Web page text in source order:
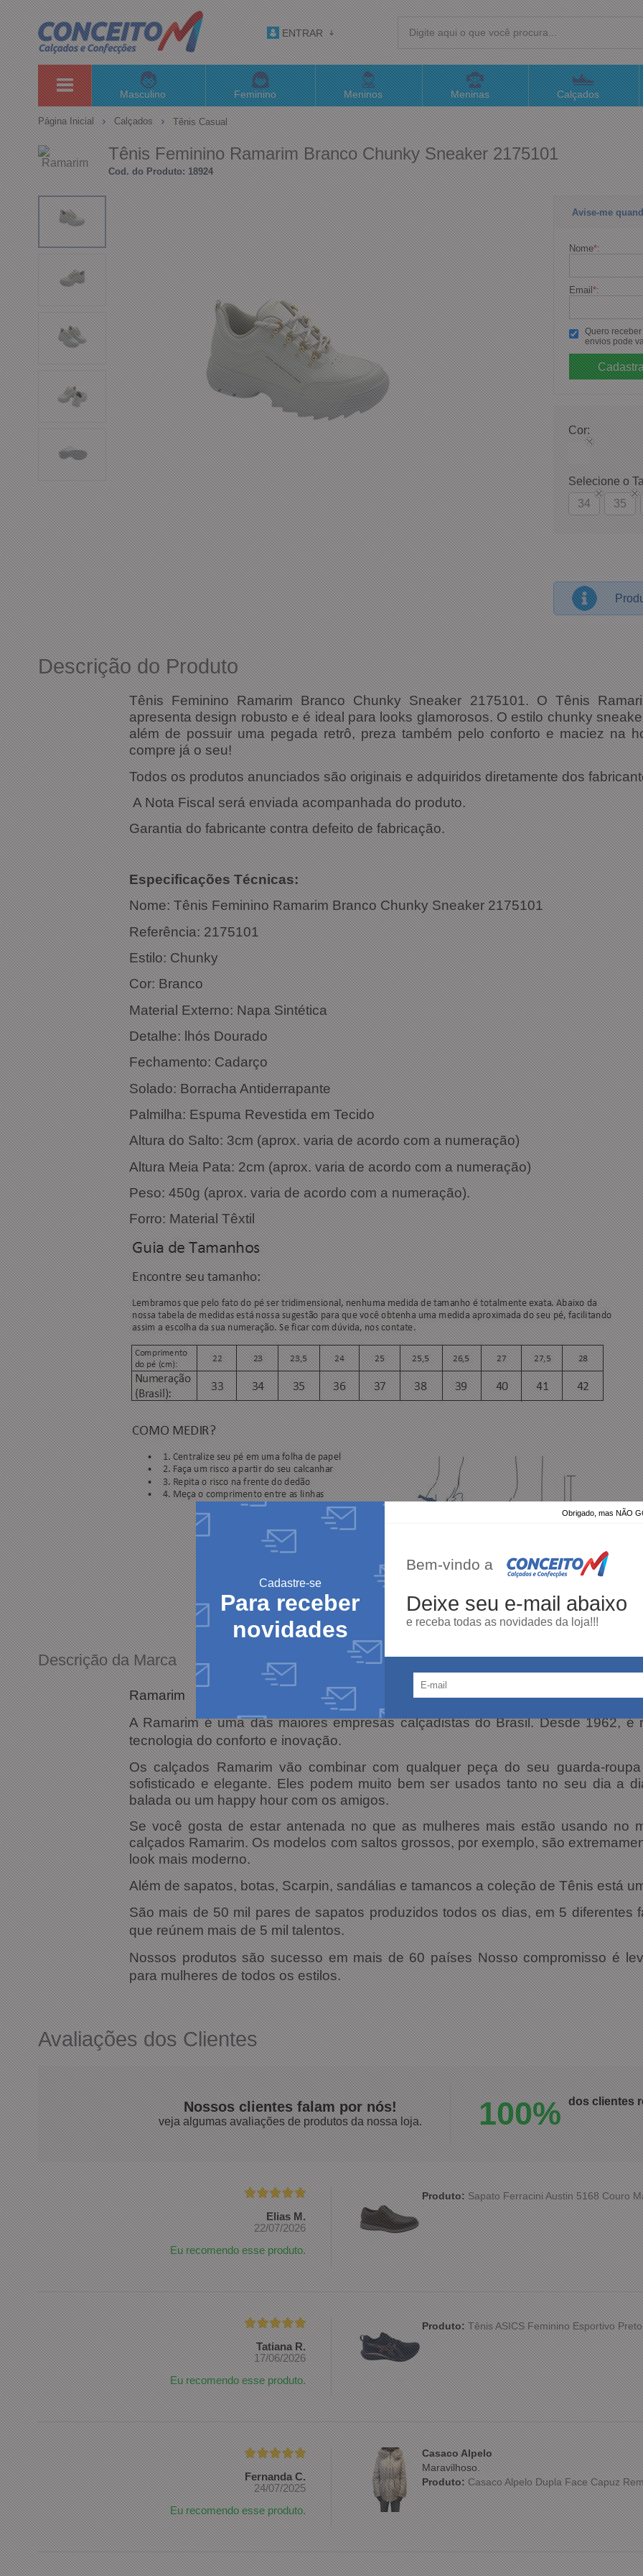
Obrigado, mas NÃO
Cadastre-se
Para receber
novidades
Bem-vindo a
Deixe seu e-mail abaixo
e receba todas as novidades da loja!!!
ENTRAR
Masculino Feminino Meninos Meninas Calçados
Página Inicial Calçados Tênis Casual
Tênis Feminino Ramarim Branco Chunky Sneaker 2175101
Cod. do Produto: 18924
Avise-me
Nome*:
Email*:
Quero
envios pode
Cor:
Selecione o
34
35
Descrição do Produto
Tênis Feminino Ramarim Branco Chunky Sneaker 2175101. O Tênis
apresenta design robusto e é ideal para looks glamorosos. O estilo chunky
além de possuir uma pegada retrô, preza também pelo conforto e maciez na
compre já o seu!
Todos os produtos anunciados são originais e adquiridos diretamente dos
A Nota Fiscal será enviada acompanhada do produto.
Garantia do fabricante contra defeito de fabricação.
Especificações Técnicas:
Nome:Tênis Feminino Ramarim Branco Chunky Sneaker 2175101
Referência: 2175101
Estilo: Chunky
Cor: Branco
Material Externo: Napa Sintética
Detalhe: lhós Dourado
Fechamento: Cadarço
Solado: Borracha Antiderrapante
Palmilha: Espuma Revestida em Tecido
Altura do Salto: 3cm (aprox. varia de acordo com a numeração)
Altura Meia Pata: 2cm (aprox. varia de acordo com a numeração)
Peso: 450g (aprox. varia de acordo com a numeração).
Forro: Material Têxtil
Descrição da Marca
Ramarim
A Ramarim é uma das maiores empresas calçadistas do Brasil. Desde 1962, é
tecnologia do conforto e inovação.
Os calçados Ramarim vão combinar com qualquer peça do seu guarda-
sofisticado e elegante. Eles podem muito bem ser usados tanto no seu dia a
balada ou um happy hour com os amigos.
Se você gosta de estar antenada no que as mulheres mais estão usando no
calçados Ramarim. Os modelos com saltos grossos, por exemplo, são
look mais moderno.
Além de sapatos, botas, Scarpin, sandálias e tamancos a coleção de Tênis está
São mais de 50 mil pares de sapatos produzidos todos os dias, em 5 diferentes
que reúnem mais de 5 mil talentos.
Nossos produtos são sucesso em mais de 60 países Nosso compromisso é
para mulheres de todos os estilos.
Avaliações dos Clientes
Nossos clientes falam por nós!
veja algumas avaliações de produtos da nossa loja. 100% dos clientes
Elias M.
22/07/2026
Eu recomendo esse produto.
Produto:Sapato Ferracini Austin 5168 Couro
Tatiana R.
17/06/2026
Eu recomendo esse produto.
Produto:Tênis ASICS Feminino Esportivo
Fernanda C.
24/07/2025
Eu recomendo esse produto.
Casaco Alpelo
Maravilhoso.
Produto:Casaco Alpelo Dupla Face Capuz